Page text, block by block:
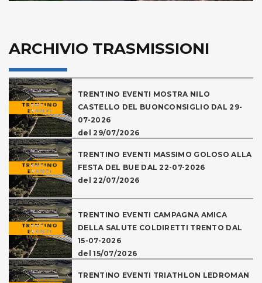
ARCHIVIO TRASMISSIONI
TRENTINO EVENTI MOSTRA NILO
CASTELLO DEL BUONCONSIGLIO DAL 29-
07-2026
del 29/07/2026
TRENTINO EVENTI MASSIMO GOLOSO ALLA
FESTA DEL BUE DAL 22-07-2026
del 22/07/2026
TRENTINO EVENTI CAMPAGNA AMICA
DELLA SALUTE COLDIRETTI TRENTO DAL
15-07-2026
del 15/07/2026
TRENTINO EVENTI TRIATHLON LEDROMAN